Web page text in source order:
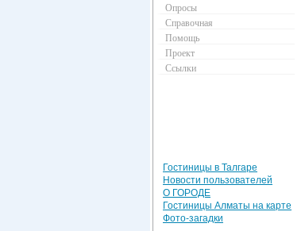
Опросы
Справочная
Помощь
Проект
Ссылки
Гостиницы в Талгаре
Новости пользователей
О ГОРОДЕ
Гостиницы Алматы на карте
Фото-загадки